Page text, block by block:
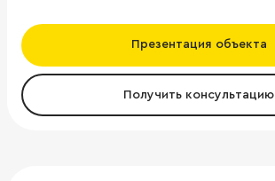
Презентация объекта
Получить консультацию